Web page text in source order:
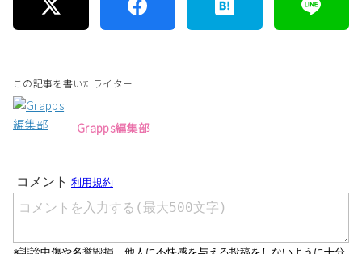
この記事を書いたライター
Grapps編集部